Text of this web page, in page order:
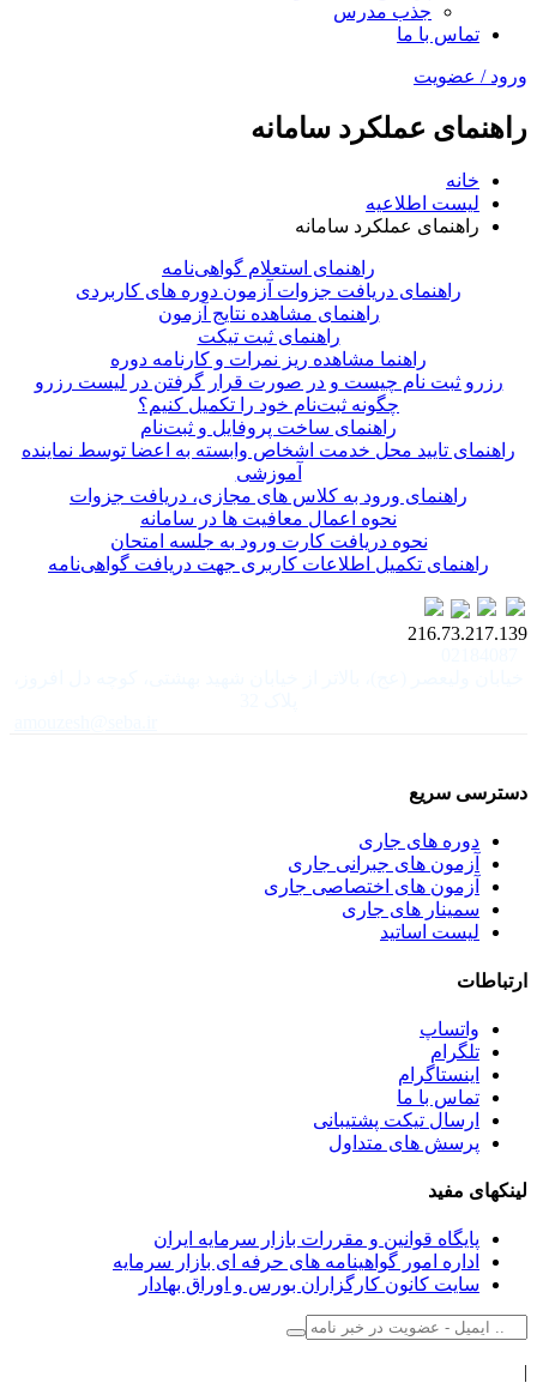
جذب مدرس
تماس با ما
ورود / عضویت
راهنمای عملکرد سامانه
خانه
لیست اطلاعیه
راهنمای عملکرد سامانه
راهنمای استعلام گواهی‌نامه
راهنمای دریافت جزوات آزمون دوره های کاربردی
راهنمای مشاهده نتایج آزمون
راهنمای ثبت تیکت
راهنما مشاهده ریز نمرات و کارنامه دوره
رزرو ثبت نام چیست و در صورت قرار گرفتن در لیست رزرو
چگونه ثبت‌نام خود را تکمیل کنیم؟
راهنمای ساخت پروفایل و ثبت‌نام
راهنمای تایید محل خدمت اشخاص وابسته به اعضا توسط نماینده
آموزشی
راهنمای ورود به کلاس های مجازی، دریافت جزوات
نحوه اعمال معافیت ها در سامانه
نحوه دریافت کارت ورود به جلسه امتحان
راهنمای تکمیل اطلاعات کاربری جهت دریافت گواهی‌نامه
216.73.217.139
دسترسی سریع
دوره های جاری
آزمون های جبرانی جاری
آزمون های اختصاصی جاری
سمینار های جاری
لیست اساتید
ارتباطات
واتساپ
تلگرام
اینستاگرام
تماس با ما
ارسال تیکت پشتیبانی
پرسش های متداول
لینکهای مفید
پایگاه قوانین و مقررات بازار سرمایه ایران
اداره امور گواهینامه های حرفه ای بازار سرمایه
سایت کانون کارگزاران بورس و اوراق بهادار
|